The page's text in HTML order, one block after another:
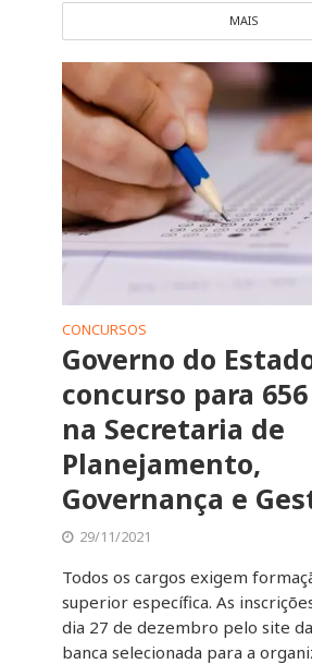
MAIS
CONCURSOS
Governo do
concurso para
na Secretaria de
Planejamento,
Governança e
29/11/2021
Todos os cargos exigem
superior específica. As
dia 27 de dezembro pelo site
banca selecionada para a